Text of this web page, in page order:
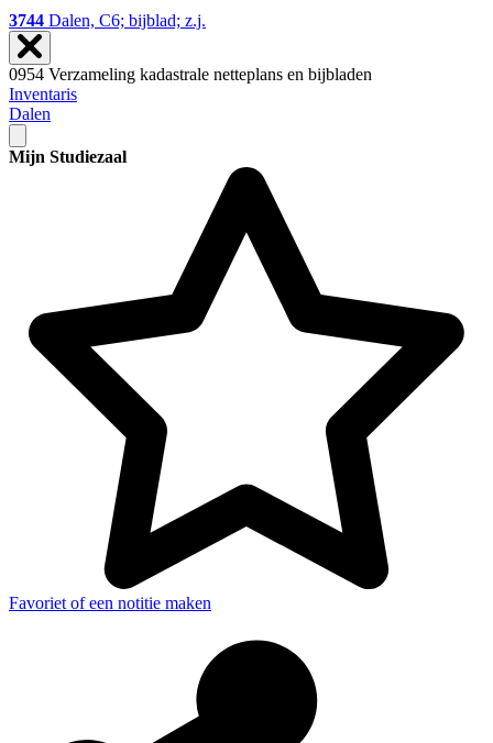
3744 Dalen, C6; bijblad; z.j.
0954 Verzameling kadastrale netteplans en bijbladen
Inventaris
Dalen
Mijn Studiezaal
Favoriet of een notitie maken